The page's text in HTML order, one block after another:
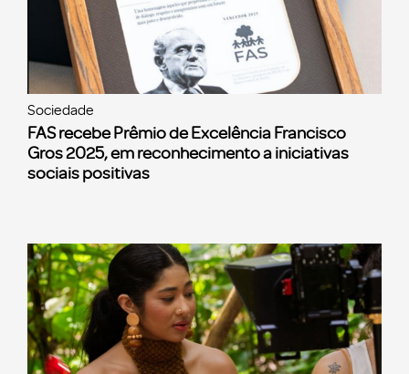
Sociedade
FAS recebe Prêmio de Excelência Francisco
Gros 2025, em reconhecimento a iniciativas
sociais positivas